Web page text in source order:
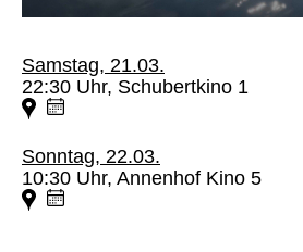
Samstag, 21.03.
22:30 Uhr, Schubertkino 1
Sonntag, 22.03.
10:30 Uhr, Annenhof Kino 5